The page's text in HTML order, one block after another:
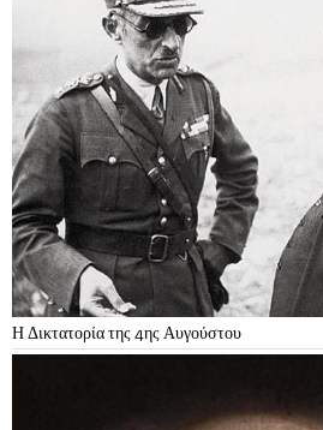
Η Δικτατορία της 4ης Αυγούστου